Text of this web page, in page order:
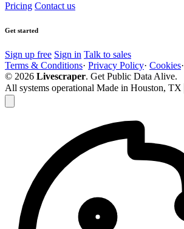
Pricing Contact us
Get started
Sign up free Sign in Talk to sales
Terms & Conditions· Privacy Policy· Cookies·
© 2026 Livescraper. Get Public Data Alive.
All systems operational Made in Houston, TX